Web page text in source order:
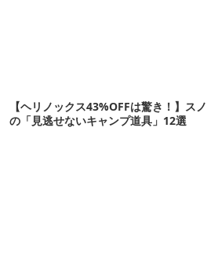
【ヘリノックス43%OFFは驚き！】ス
の「見逃せないキャンプ道具」12選